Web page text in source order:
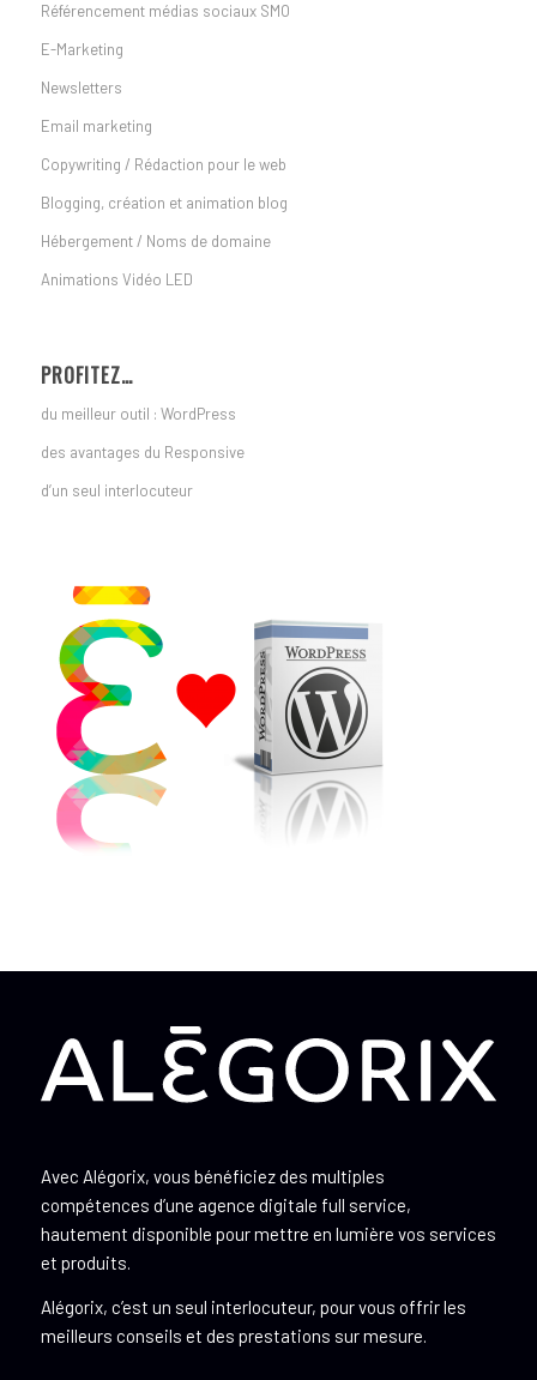
Référencement médias sociaux SMO
E-Marketing
Newsletters
Email marketing
Copywriting / Rédaction pour le web
Blogging, création et animation blog
Hébergement / Noms de domaine
Animations Vidéo LED
PROFITEZ…
du meilleur outil : WordPress
des avantages du Responsive
d’un seul interlocuteur
Avec Alégorix, vous bénéficiez des multiples
compétences d’une agence digitale full service,
hautement disponible pour mettre en lumière vos services
et produits.
Alégorix, c’est un seul interlocuteur, pour vous offrir les
meilleurs conseils et des prestations sur mesure.